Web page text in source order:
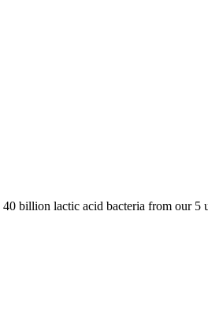
billion lactic acid bacteria from our 5